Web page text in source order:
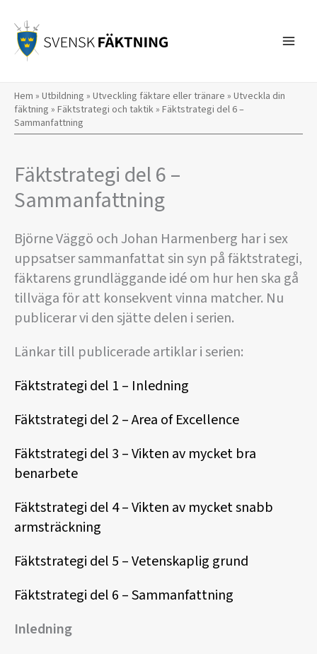
innehåll
Hem » Utbildning » Utveckling fäktare eller tränare » Utveckla din
fäktning » Fäktstrategi och taktik» Fäktstrategi del 6 –
Sammanfattning
Fäktstrategi del 6 –
Sammanfattning
Björne Väggö och Johan Harmenberg har i sex
uppsatser sammanfattat sin syn på fäktstrategi‚
fäktarens grundläggande idé om hur hen ska gå
tillväga för att konsekvent vinna matcher. Nu
publicerar vi den sjätte delen i serien.
Länkar till publicerade artiklar i serien:
Fäktstrategi del 1 – Inledning
Fäktstrategi del 2 – Area of Excellence
Fäktstrategi del 3 – Vikten av mycket bra
benarbete
Fäktstrategi del 4 – Vikten av mycket snabb
armsträckning
Fäktstrategi del 5 – Vetenskaplig grund
Fäktstrategi del 6 – Sammanfattning
Inledning